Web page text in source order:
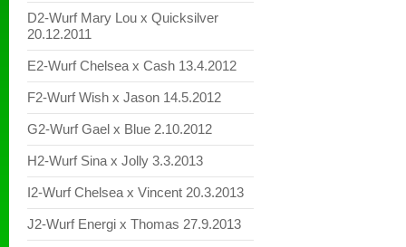
D2-Wurf Mary Lou x Quicksilver
20.12.2011
E2-Wurf Chelsea x Cash 13.4.2012
F2-Wurf Wish x Jason 14.5.2012
G2-Wurf Gael x Blue 2.10.2012
H2-Wurf Sina x Jolly 3.3.2013
I2-Wurf Chelsea x Vincent 20.3.2013
J2-Wurf Energi x Thomas 27.9.2013